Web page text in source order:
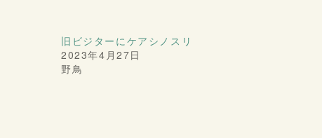
旧ビジターにケアシノスリ
2023年4月27日
野鳥